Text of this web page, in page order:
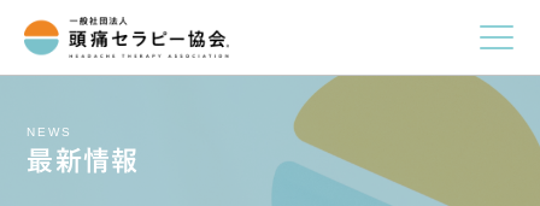
NEWS
最新情報